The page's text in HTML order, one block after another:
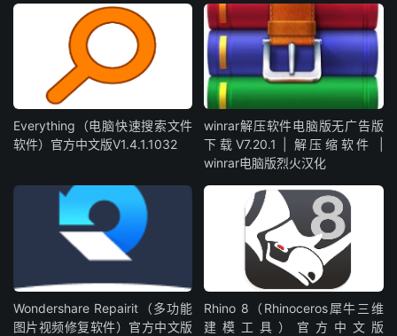
Everything（电脑快速搜索文件
软件）官方中文版V1.4.1.1032
winrar解压软件电脑版无广告版
下载V7.20.1 | 解压缩软件 |
winrar电脑版烈火汉化
Wondershare Repairit（多功能
图片视频修复软件）官方中文版
Rhino 8（Rhinoceros犀牛三维
建模工具）官方中文版